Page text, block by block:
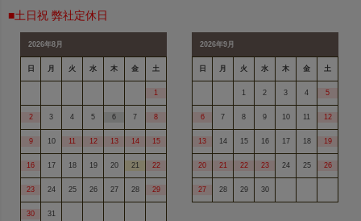
■土日祝 弊社定休日
2026年8月
日 月 火 水 木 金 土
1
2 3 4 5 6 7 8
9 10 11 12 13 14 15
16 17 18 19 20 21 22
23 24 25 26 27 28 29
30 31
2026年9月
日 月 火 水 木 金 土
1 2 3 4 5
6 7 8 9 10 11 12
13 14 15 16 17 18 19
20 21 22 23 24 25 26
27 28 29 30